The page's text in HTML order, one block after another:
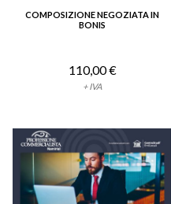
VEDI DETTAGLIO
COMPOSIZIONE NEGOZIATA IN
BONIS
110,00 €
+ IVA